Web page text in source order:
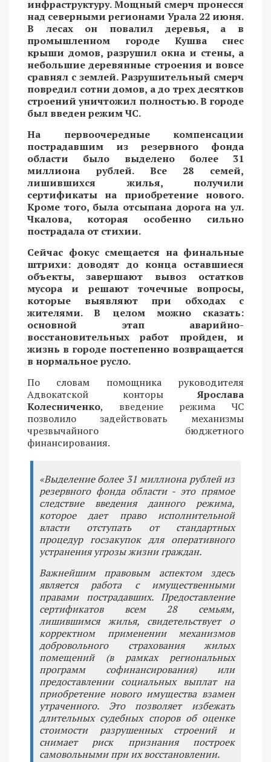
инфраструктуру. Мощный смерч пронесся
над северными регионами Урала 22 июня.
В лесах он повалил деревья, а в
промышленном городе Кушва снес
крыши домов, разрушил окна и стены, а
небольшие деревянные строения и вовсе
сравнял с землей. Разрушительный смерч
повредил сотни домов, а до трех десятков
строений уничтожил полностью. В городе
был введен режим ЧС.
На первоочередные компенсации
пострадавшим из резервного фонда
области было выделено более 31
миллиона рублей. Все 28 семей,
лишившихся жилья, получили
сертификаты на приобретение нового.
Кроме того, была отсыпана дорога на ул.
Чкалова, которая особенно сильно
пострадала от стихии.
Сейчас фокус смещается на финальные
штрихи: доводят до конца оставшиеся
объекты, завершают вывоз остатков
мусора и решают точечные вопросы,
которые выявляют при обходах с
жителями. В целом можно сказать:
основной этап аварийно-
восстановительных работ пройден, и
жизнь в городе постепенно возвращается
в нормальное русло.
По словам помощника руководителя
Адвокатской конторыЯрослава
Колесниченко, введение режима ЧС
позволило задействовать механизмы
чрезвычайного бюджетного
финансирования.
«Выделение более 31 миллиона рублей из
резервного фонда области - это прямое
следствие введения данного режима,
которое дает право исполнительной
власти отступать от стандартных
процедур госзакупок для оперативного
устранения угрозы жизни граждан.
Важнейшим правовым аспектом здесь
является работа с имущественными
правами пострадавших. Предоставление
сертификатов всем 28 семьям,
лишившимся жилья, свидетельствует о
корректном применении механизмов
добровольного страхования жилых
помещений (в рамках региональных
программ софинансирования) или
предоставлении социальных выплат на
приобретение нового имущества взамен
утраченного. Это позволяет избежать
длительных судебных споров об оценке
стоимости разрушенных строений и
снимает риск признания построек
самовольными при их восстановлении.